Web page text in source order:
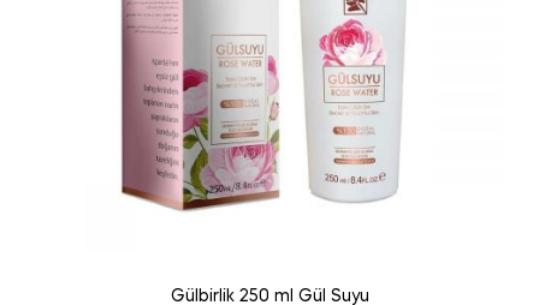
Gülbirlik 250 ml Gül Suyu